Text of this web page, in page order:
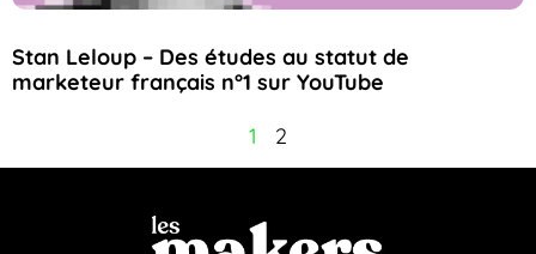
Stan Leloup – Des études au statut de
marketeur français n°1 sur YouTube
1
2